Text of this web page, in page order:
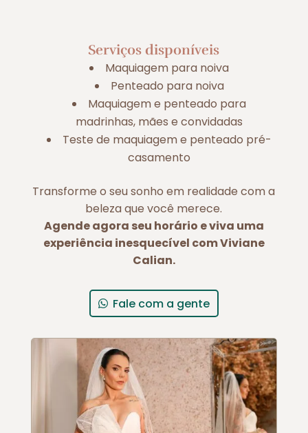
Serviços disponíveis
Maquiagem para noiva
Penteado para noiva
Maquiagem e penteado para
madrinhas, mães e convidadas
Teste de maquiagem e penteado pré-
casamento
Transforme o seu sonho em realidade com a
beleza que você merece.
Agende agora seu horário e viva uma
experiência inesquecível com Viviane
Calian.
Fale com a gente